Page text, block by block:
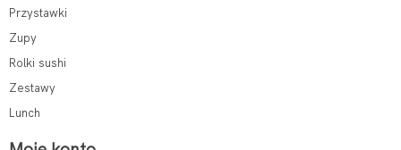
Przystawki
Zupy
Rolki sushi
Zestawy
Lunch